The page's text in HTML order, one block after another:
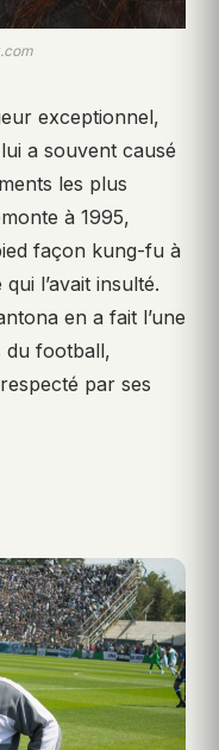
exceptionnel,
a souvent causé
les plus
à 1995,
façon kung-fu à
l’avait insulté.
en a fait l’une
du football,
par ses